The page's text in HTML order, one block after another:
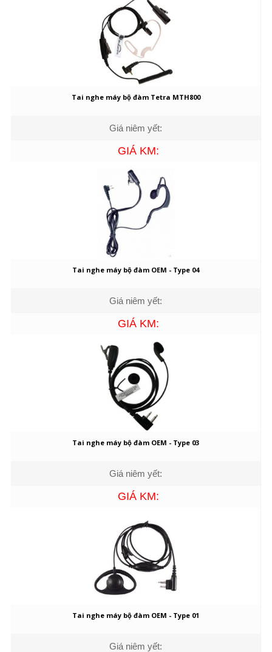
Tai nghe máy bộ đàm Tetra MTH800
Giá niêm yết:
GIÁ KM:
Tai nghe máy bộ đàm OEM - Type 04
Giá niêm yết:
GIÁ KM:
Tai nghe máy bộ đàm OEM - Type 03
Giá niêm yết:
GIÁ KM:
Tai nghe máy bộ đàm OEM - Type 01
Giá niêm yết: